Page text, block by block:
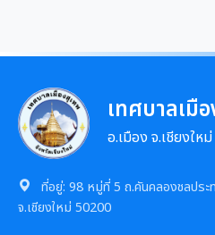
เทศบาลเมื
อ.เมือง จ.เชียงใหม่
ที่อยู่: 98 หมู่ที่ 5 ถ.คันคลองชลประ
จ.เชียงใหม่ 50200